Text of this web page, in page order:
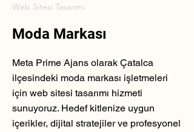
Web Sitesi Tasarımı
Moda Markası
Meta Prime Ajans olarak Çatalca
ilçesindeki moda markası işletmeleri
için web sitesi tasarımı hizmeti
sunuyoruz. Hedef kitlenize uygun
içerikler, dijital stratejiler ve profesyonel